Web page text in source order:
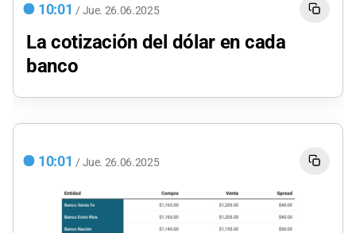
10:01 / Jue. 26.06.2025
La cotización del dólar en cada
banco
10:01 / Jue. 26.06.2025